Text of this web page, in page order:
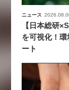
ニュース
【日本総研
を可視化！
ート